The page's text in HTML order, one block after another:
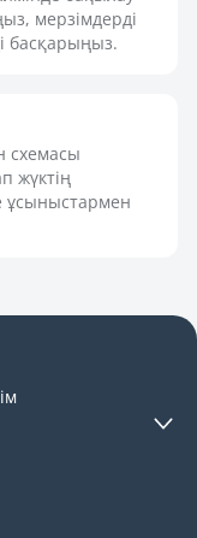
мерзімдерді
басқарыңыз.
схемасы
жүктің
ұсыныстармен